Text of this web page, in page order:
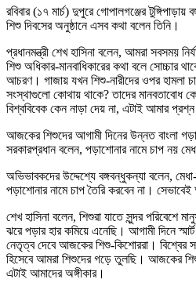
রবিবার (১৭ মার্চ) দুপুরে গোপালগঞ্জের টুঙ্গিপাড়ায়
শিশু দিবসের অনুষ্ঠানে এসব কথা বলেন তিনি।
প্রধানমন্ত্রী শেখ হাসিনা বলেন, আমরা সবসময়
শিশু অধিকার-মানবাধিকারের কথা বলে সোচ্চার
আচরণ। গাজায় যখন শিশু-নারীদের ওপর হামলা
সংস্থাগুলো কোথায় থাকে? তাদের মানবতাবোধ
বিশ্ববিবেক কেন নাড়া দেয় না, এটাই আমার
আজকের শিশুদের আগামী দিনের উন্নত বাংলা
সরকারপ্রধান বলেন, পড়াশোনার নামে চাপ নয়
অভিভাবকদের উদ্দেশ্যে বঙ্গবন্ধুকন্যা বলেন,
পড়াশোনার নামে চাপ তৈরি করবেন না।
শেখ হাসিনা বলেন, শিশুরা যাতে সুন্দর পরিবেশে
ঝরে পড়ার হার কমিয়ে এনেছি। আগামী দিনে
নেতৃত্ব দেবে আজকের শিশু-কিশোররা। বিশ্বের
হিসেবে আমরা শিশুদের গড়ে তুলছি। আজকের
এটাই আমাদের অঙ্গীকার।